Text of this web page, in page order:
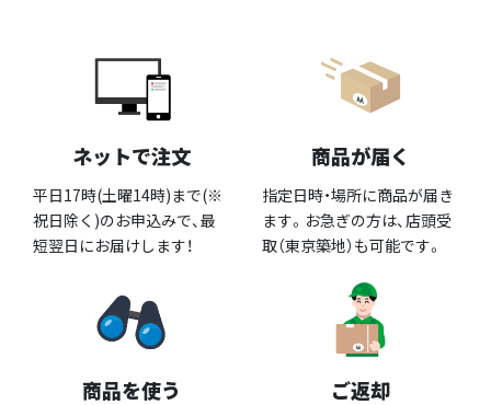
ネットで注文
平日17時(土曜14時)まで(※
祝日除く)のお申込みで、最
短翌日にお届けします！
商品が届く
指定日時・場所に商品が届き
ます。お急ぎの方は、店頭受
取（東京築地）も可能です。
商品を使う ご返却